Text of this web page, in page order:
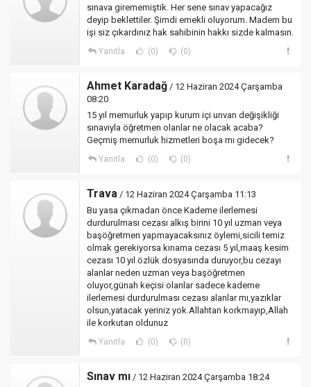
sınava girememiştik. Her sene sınav yapacağız
deyip beklettiler. Şimdi emekli oluyorum. Madem bu
işi siz çıkardınız hak sahibinin hakkı sizde kalmasın.
Yanıtla (0) (0)
Ahmet Karadağ / 12 Haziran 2024 Çarşamba
08:20
15 yıl memurluk yapıp kurum içi unvan değişikliği
sınavıyla öğretmen olanlar ne olacak acaba?
Geçmiş memurluk hizmetleri boşa mı gidecek?
Yanıtla (0) (0)
Trava / 12 Haziran 2024 Çarşamba 11:13
Bu yasa çıkmadan önce Kademe ilerlemesi
durdurulması cezası alkış birini 10 yıl uzman veya
başöğretmen yapmayacaksınız öylemi,sicili temiz
olmak gerekiyorsa kınama cezası 5 yıl,maaş kesim
cezası 10 yıl özlük dosyasında duruyor,bu cezayı
alanlar neden uzman veya başöğretmen
oluyor,günah keçisi olanlar sadece kademe
ilerlemesi durdurulması cezası alanlar mı,yazıklar
olsun,yatacak yeriniz yok.Allahtan korkmayıp,Allah
ile korkutan oldunuz
Yanıtla (0) (0)
Sınav mı / 12 Haziran 2024 Çarşamba 18:24